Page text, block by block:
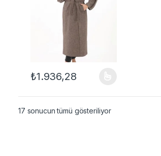
₺1.936,28
Bu ürünün birden fazla varyasyonu var.
17 sonucun tümü gösteriliyor